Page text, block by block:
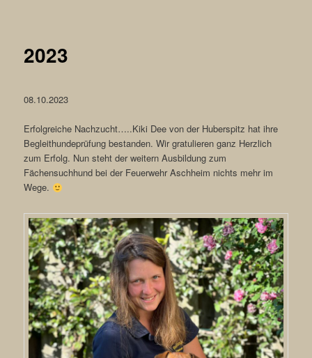
2023
08.10.2023
Erfolgreiche Nachzucht…..Kiki Dee von der Huberspitz hat ihre
Begleithundeprüfung bestanden. Wir gratulieren ganz Herzlich
zum Erfolg. Nun steht der weitern Ausbildung zum
Fächensuchhund bei der Feuerwehr Aschheim nichts mehr im
Wege.